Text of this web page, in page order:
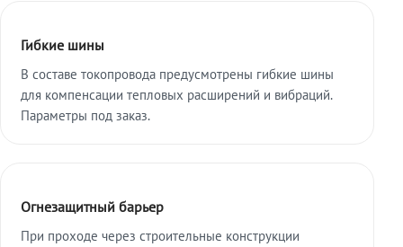
Гибкие шины
В составе токопровода предусмотрены гибкие шины
для компенсации тепловых расширений и вибраций.
Параметры под заказ.
Огнезащитный барьер
При проходе через строительные конструкции